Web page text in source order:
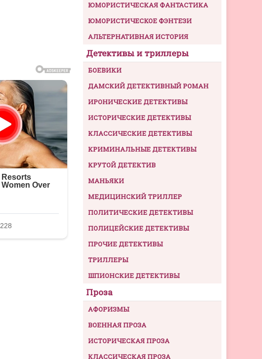
ЮМОРИСТИЧЕСКАЯ ФАНТАСТИКА
ЮМОРИСТИЧЕСКОЕ ФЭНТЕЗИ
АЛЬТЕРНАТИВНАЯ ИСТОРИЯ
Детективы и триллеры
БОЕВИКИ
ДАМСКИЙ ДЕТЕКТИВНЫЙ РОМАН
ИРОНИЧЕСКИЕ ДЕТЕКТИВЫ
ИСТОРИЧЕСКИЕ ДЕТЕКТИВЫ
КЛАССИЧЕСКИЕ ДЕТЕКТИВЫ
КРИМИНАЛЬНЫЕ ДЕТЕКТИВЫ
КРУТОЙ ДЕТЕКТИВ
МАНЬЯКИ
МЕДИЦИНСКИЙ ТРИЛЛЕР
ПОЛИТИЧЕСКИЕ ДЕТЕКТИВЫ
ПОЛИЦЕЙСКИЕ ДЕТЕКТИВЫ
ПРОЧИЕ ДЕТЕКТИВЫ
ТРИЛЛЕРЫ
ШПИОНСКИЕ ДЕТЕКТИВЫ
Проза
АФОРИЗМЫ
ВОЕННАЯ ПРОЗА
ИСТОРИЧЕСКАЯ ПРОЗА
КЛАССИЧЕСКАЯ ПРОЗА